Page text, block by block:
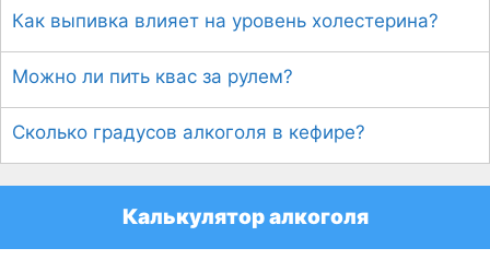
Как выпивка влияет на уровень холестерина?
Можно ли пить квас за рулем?
Сколько градусов алкоголя в кефире?
Калькулятор алкоголя